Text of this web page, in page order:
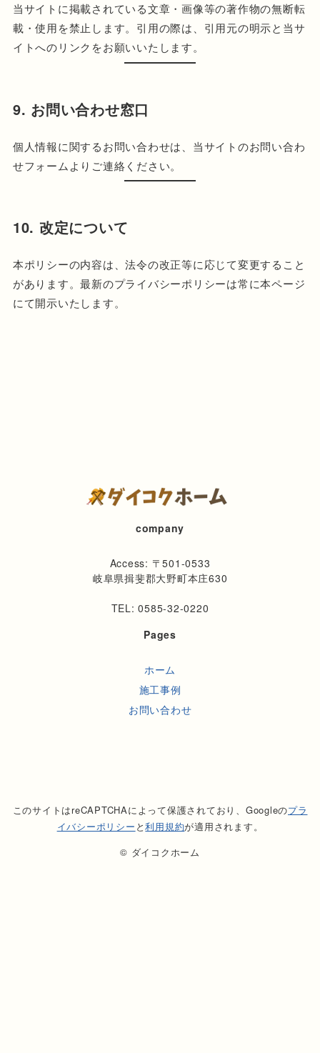
当サイトに掲載されている文章・画像等の著作物の無断転
載・使用を禁止します。引用の際は、引用元の明示と当サ
イトへのリンクをお願いいたします。
9. お問い合わせ窓口
個人情報に関するお問い合わせは、当サイトのお問い合わ
せフォームよりご連絡ください。
10. 改定について
本ポリシーの内容は、法令の改正等に応じて変更すること
があります。最新のプライバシーポリシーは常に本ページ
にて開示いたします。
company
Access: 〒501-0533
岐阜県揖斐郡大野町本庄630
TEL: 0585-32-0220
Pages
ホーム
施工事例
お問い合わせ
このサイトはreCAPTCHAによって保護されており、Googleのプラ
イバシーポリシー と利用規約が適用されます。
© ダイコクホーム